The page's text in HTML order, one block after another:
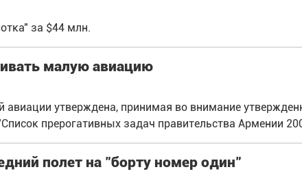
за $44 млн.
малую авиацию
авиации утверждена, принимая во внимание
прерогативных задач правительства Армении
полет на "борту номер один"